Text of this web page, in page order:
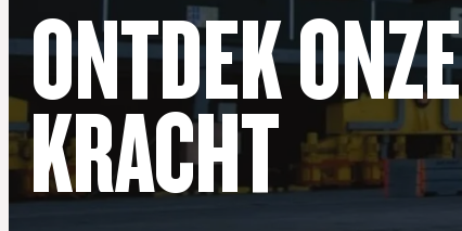
ONTDEK ONZE
KRACHT